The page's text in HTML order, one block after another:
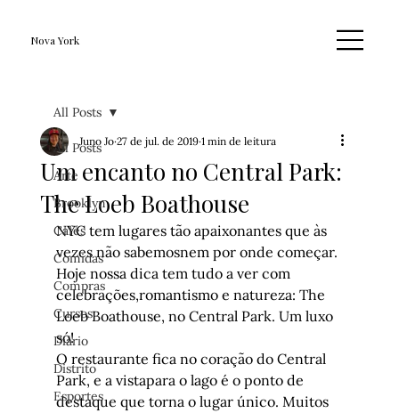
Nova York
All Posts
Arte
Brooklyn
Cafés
Comidas
Compras
Cursos
Diário
Distrito
Esportes
All Posts
Um encanto no Central Park:
The Loeb Boathouse
Juno Jo 27 de jul. de 2019 1 min de leitura
NYC tem lugares tão apaixonantes que às
vezes não sabemosnem por onde começar.
Hoje nossa dica tem tudo a ver com
celebrações,romantismo e natureza: The
Loeb Boathouse, no Central Park. Um luxo
só!
O restaurante fica no coração do Central
Park, e a vistapara o lago é o ponto de
destaque que torna o lugar único. Muitos